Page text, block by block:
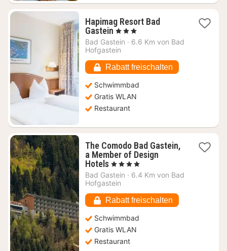
Hapimag Resort Bad
Gastein1
Nacht
ab
€
, 3 Sterne
Bad Gastein · 6.6 Km von Bad
Hofgastein
Rabatt freischalten
Schwimmbad
Gratis WLAN
Restaurant
The Comodo Bad Gastein,
a Member of Design
Hotels1
Nacht
ab
€
, 4 Sterne
Bad Gastein · 6.4 Km von Bad
Hofgastein
Rabatt freischalten
Schwimmbad
Gratis WLAN
Restaurant